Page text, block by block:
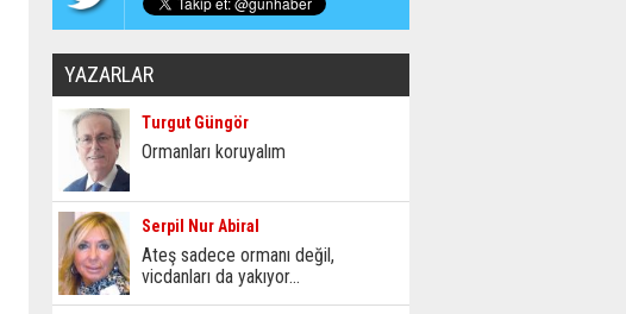
YAZARLAR
Turgut Güngör
Ormanları koruyalım
Serpil Nur Abiral
Ateş sadece ormanı değil,
vicdanları da yakıyor...